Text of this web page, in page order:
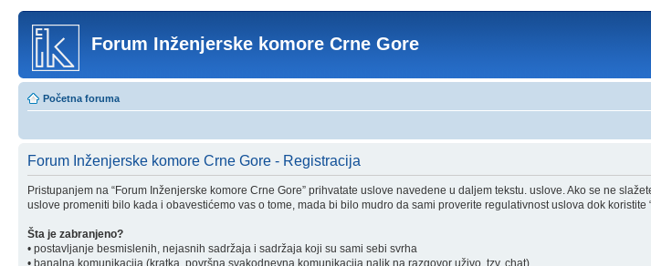
Forum Inženjerske komore Crne Gore
Početna foruma
Forum Inženjerske komore Crne Gore - Registracija
Pristupanjem na “Forum Inženjerske komore Crne Gore” prihvatate uslove navedene u daljem tekstu. uslove. Ako se ne
uslove promeniti bilo kada i obavestićemo vas o tome, mada bi bilo mudro da sami proverite regulativnost uslova dok
Šta je zabranjeno?
• postavljanje besmislenih, nejasnih sadržaja i sadržaja koji su sami sebi svrha
• banalna komunikacija (kratka, površna svakodnevna komunikacija nalik na razgovor uživo, tzv. chat)